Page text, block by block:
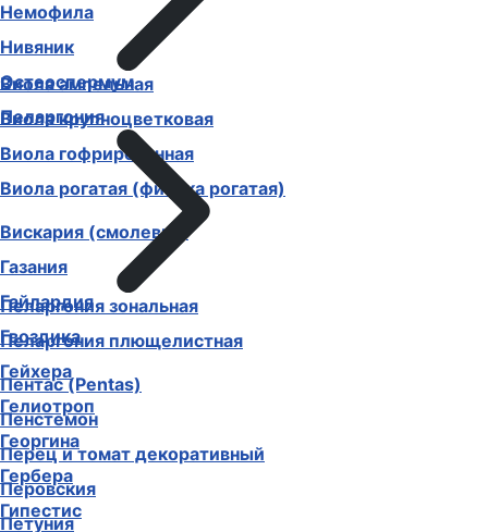
Виола ампельная
Виола крупноцветковая
Виола гофрированная
Виола рогатая (фиалка рогатая)
Вискария (смолевка)
Газания
Гайлардия
Гвоздика
Гейхера
Гелиотроп
Георгина
Гербера
Гипестис
Немофила
Нивяник
Остеоспермум
Пеларгония
Пеларгония зональная
Пеларгония плющелистная
Пентас (Pentas)
Пенстемон
Перец и томат декоративный
Перовския
Петуния